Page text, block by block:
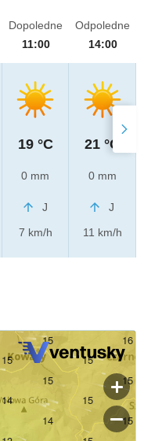
Dopoledne
11:00
19 °C
0 mm
J
7 km/h
Odpoledne
14:00
21 °C
0 mm
J
11 km/h